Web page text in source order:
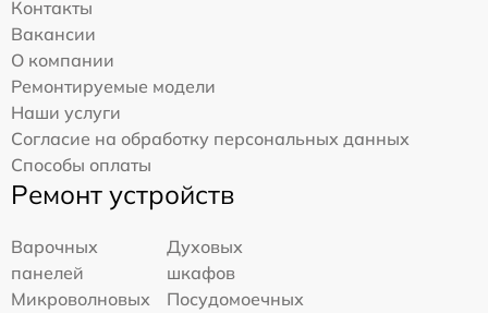
Контакты
Вакансии
О компании
Ремонтируемые модели
Наши услуги
Согласие на обработку персональных данных
Способы оплаты
Ремонт устройств
Варочных
панелей
Духовых
шкафов
Микроволновых
Посудомоечных